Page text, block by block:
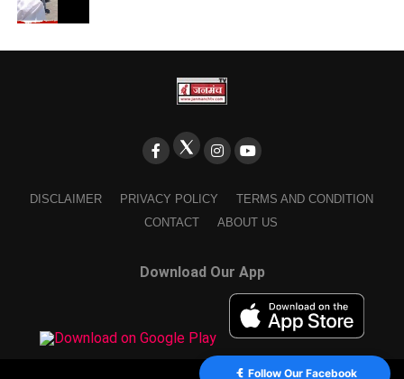
DISCLAIMER PRIVACY POLICY
TERMS AND CONDITION
CONTACT
ABOUT US
Download Our App
Follow Our Facebook